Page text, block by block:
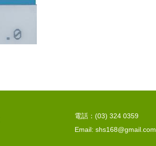
電話：(03) 324 0359
Email: shs168@gmail.com